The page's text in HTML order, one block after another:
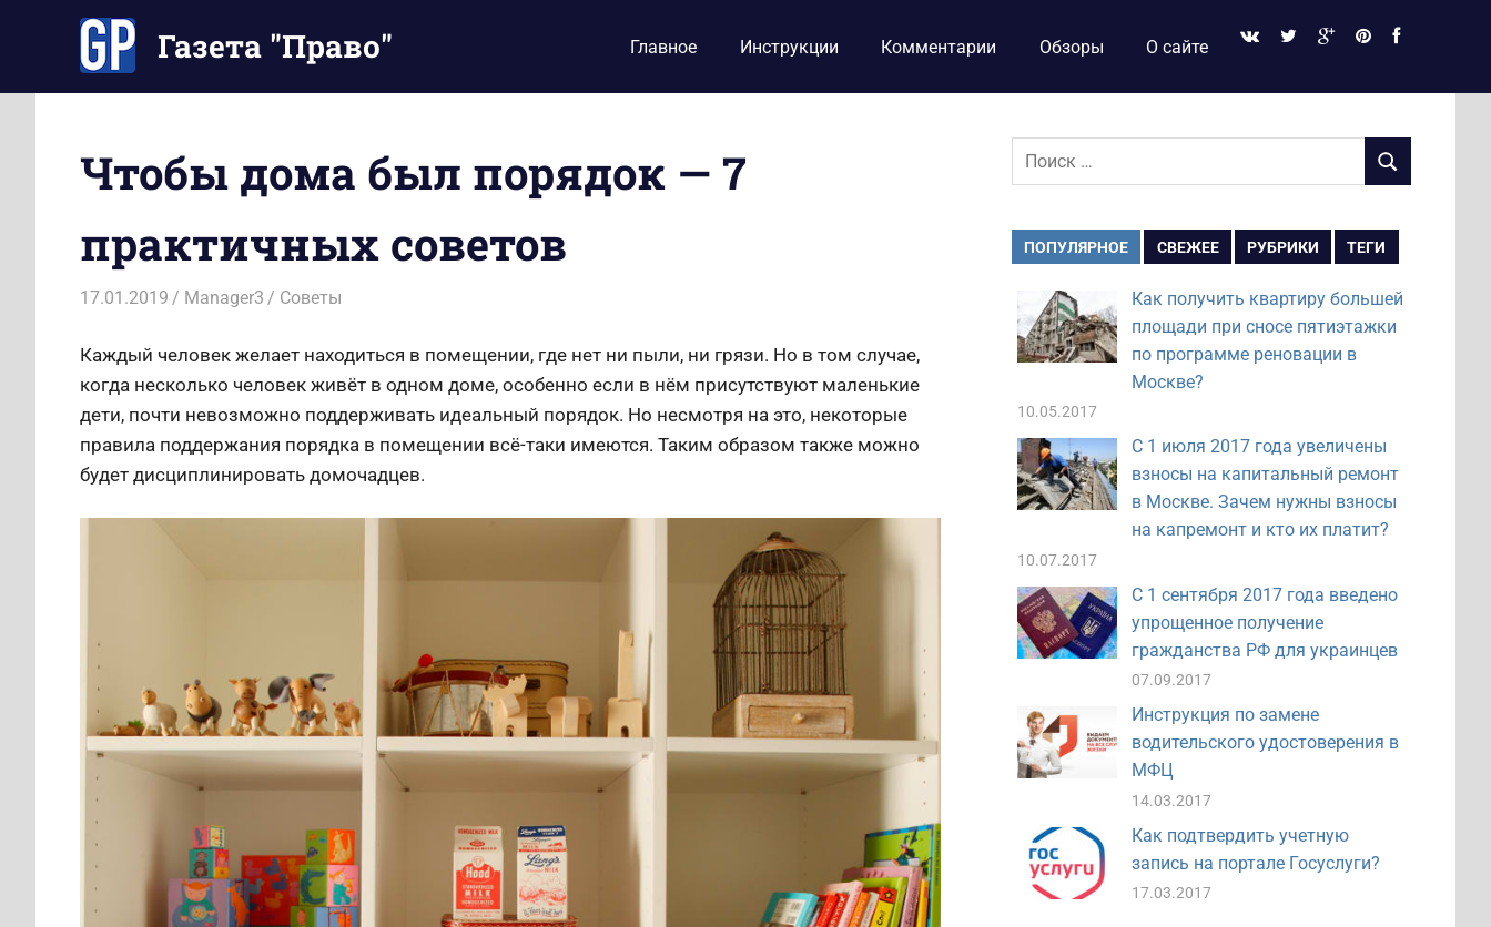
содержимому
Газета "Право"
Ваше
время
Главное Инструкции Комментарии Обзоры О сайте
Чтобы дома был порядок — 7
практичных советов
17.01.2019 Manager3 Советы
Каждый человек желает находиться в помещении, где нет ни пыли, ни грязи. Но в том случае,
когда несколько человек живёт в одном доме, особенно если в нём присутствуют маленькие
дети, почти невозможно поддерживать идеальный порядок. Но несмотря на это, некоторые
правила поддержания порядка в помещении всё-таки имеются. Таким образом также можно
будет дисциплинировать домочадцев.
Поиск
ПОИСК
ПОПУЛЯРНОЕ СВЕЖЕЕ РУБРИКИ ТЕГИ
Как получить квартиру большей
площади при сносе пятиэтажки
по программе реновации в
Москве?
10.05.2017
С 1 июля 2017 года увеличены
взносы на капитальный ремонт
в Москве. Зачем нужны взносы
на капремонт и кто их платит?
10.07.2017
С 1 сентября 2017 года введено
упрощенное получение
гражданства РФ для украинцев
07.09.2017
Инструкция по замене
водительского удостоверения в
МФЦ
14.03.2017
Как подтвердить учетную
запись на портале Госуслуги?
17.03.2017